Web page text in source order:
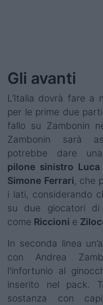
Gli avanti
L’Italia dovrà fare a
per le prime due
fallo su Zambonin
Zambonin sarà
potrebbe dare
pilone sinistro Luca
Simone Ferrari, che
i lati, considerando
su due giocatori di
come Riccioni e
In seconda linea
con Andrea
l'infortunio al
inserito nel pack.
sostanza con